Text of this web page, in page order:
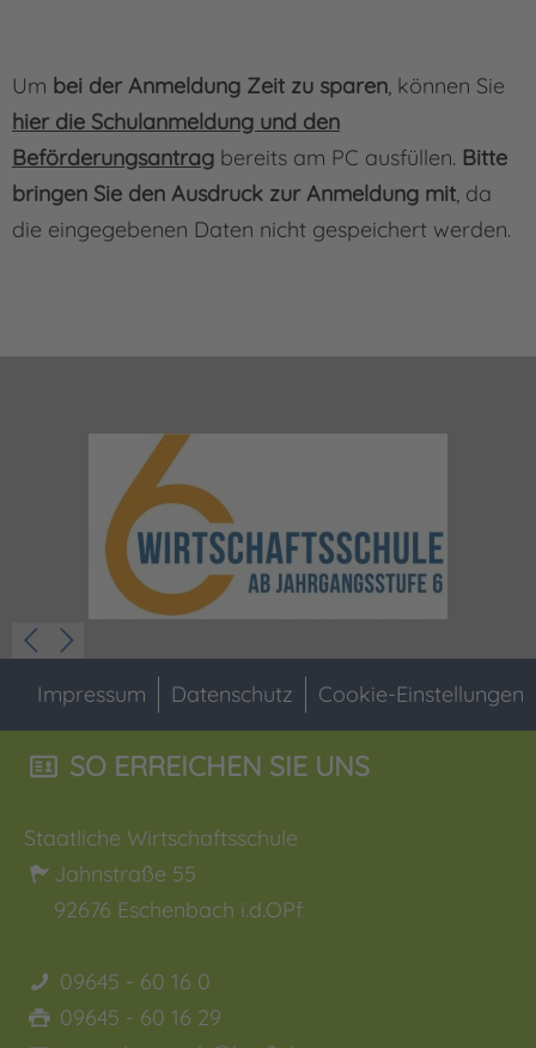
Um bei der Anmeldung Zeit zu sparen, können Sie
hier die Schulanmeldung und den
Beförderungsantrag bereits am PC ausfüllen. Bitte
bringen Sie den Ausdruck zur Anmeldung mit, da
die eingegebenen Daten nicht gespeichert werden.
Impressum Datenschutz Cookie-Einstellungen
SO ERREICHEN SIE UNS
Staatliche Wirtschaftsschule
Jahnstraße 55
92676 Eschenbach i.d.OPf
09645 - 60 16 0
09645 - 60 16 29